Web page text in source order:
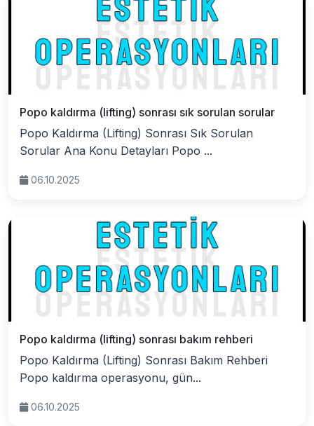
Popo kaldırma (lifting) sonrası sık sorulan sorular
Popo Kaldırma (Lifting) Sonrası Sık Sorulan
Sorular Ana Konu Detayları Popo ...
06.10.2025
Popo kaldırma (lifting) sonrası bakım rehberi
Popo Kaldırma (Lifting) Sonrası Bakım Rehberi
Popo kaldırma operasyonu, gün...
06.10.2025